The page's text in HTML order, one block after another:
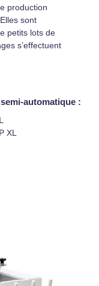
production
sont
petits lots de
s’effectuent
automatique :
XL